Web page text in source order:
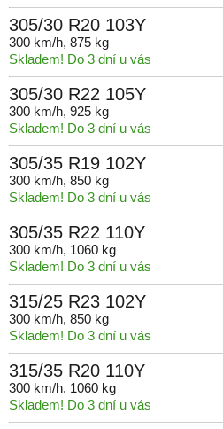
305/30 R20 103Y
300 km/h, 875 kg
Skladem! Do 3 dní u vás
305/30 R22 105Y
300 km/h, 925 kg
Skladem! Do 3 dní u vás
305/35 R19 102Y
300 km/h, 850 kg
Skladem! Do 3 dní u vás
305/35 R22 110Y
300 km/h, 1060 kg
Skladem! Do 3 dní u vás
315/25 R23 102Y
300 km/h, 850 kg
Skladem! Do 3 dní u vás
315/35 R20 110Y
300 km/h, 1060 kg
Skladem! Do 3 dní u vás